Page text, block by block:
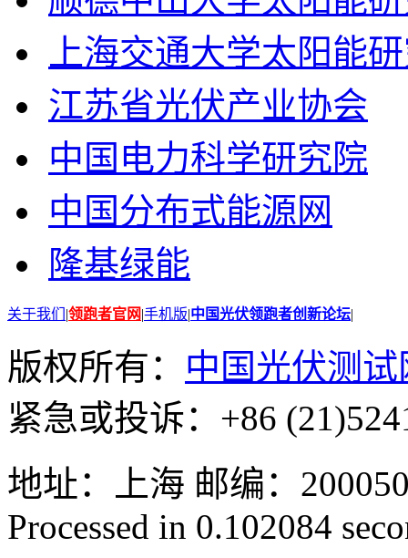
上海交通大学太阳能
江苏省光伏产业协会
中国电力科学研究院
中国分布式能源网
隆基绿能
关于我们 |领跑者官网|手机版|中国光伏领跑者创新论坛|
版权所有： 中国光伏测试
紧急或投诉：+86
地址：上海 邮编：
Processed in 0.102084